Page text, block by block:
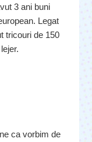
3 ani buni
Legat
tricouri de 150
ca vorbim de